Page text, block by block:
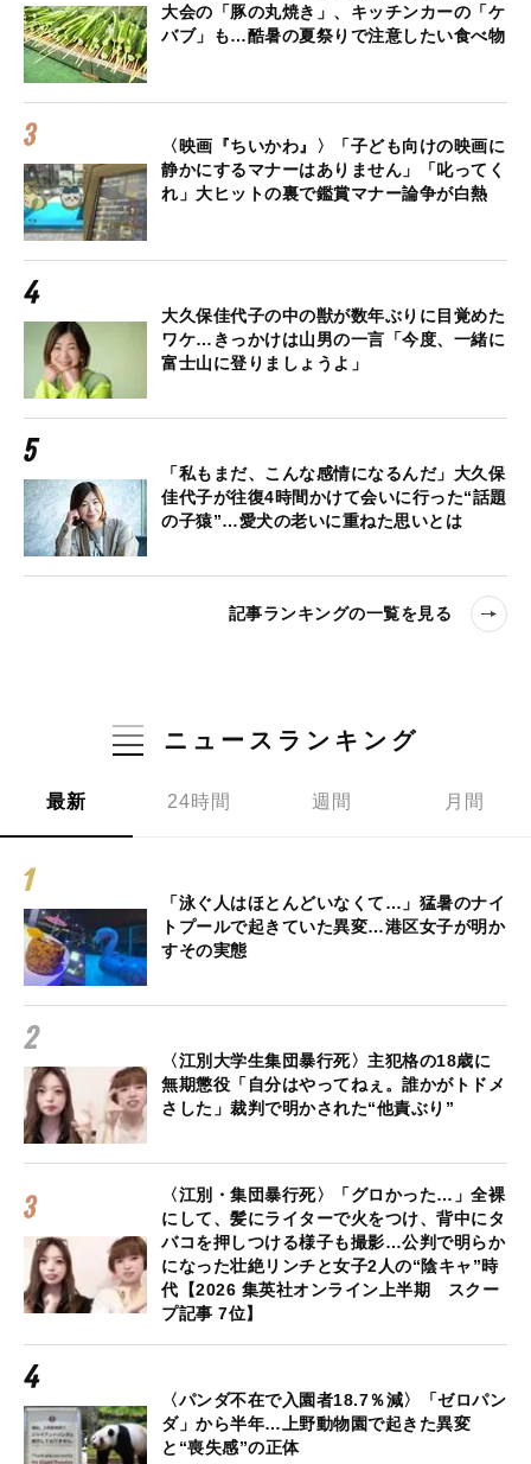
大会の「豚の丸焼き」、キッチンカーの「ケ
バブ」も…酷暑の夏祭りで注意したい食べ物
〈映画『ちいかわ』〉「子ども向けの映画に
静かにするマナーはありません」「叱ってく
れ」大ヒットの裏で鑑賞マナー論争が白熱
大久保佳代子の中の獣が数年ぶりに目覚めた
ワケ…きっかけは山男の一言「今度、一緒に
富士山に登りましょうよ」
「私もまだ、こんな感情になるんだ」大久保
佳代子が往復4時間かけて会いに行った“話題
の子猿”…愛犬の老いに重ねた思いとは
記事ランキングの一覧を見る
ニュースランキング
最新 24時間 週間 月間
「泳ぐ人はほとんどいなくて…」猛暑のナイ
トプールで起きていた異変…港区女子が明か
すその実態
〈江別大学生集団暴行死〉主犯格の18歳に
無期懲役「自分はやってねぇ。誰かがトドメ
さした」裁判で明かされた“他責ぶり”
〈江別・集団暴行死〉「グロかった…」全裸
にして、髪にライターで火をつけ、背中にタ
バコを押しつける様子も撮影…公判で明らか
になった壮絶リンチと女子2人の“陰キャ”時
代【2026 集英社オンライン上半期 スクー
プ記事 7位】
〈パンダ不在で入園者18.7％減〉「ゼロパン
ダ」から半年…上野動物園で起きた異変
と“喪失感”の正体